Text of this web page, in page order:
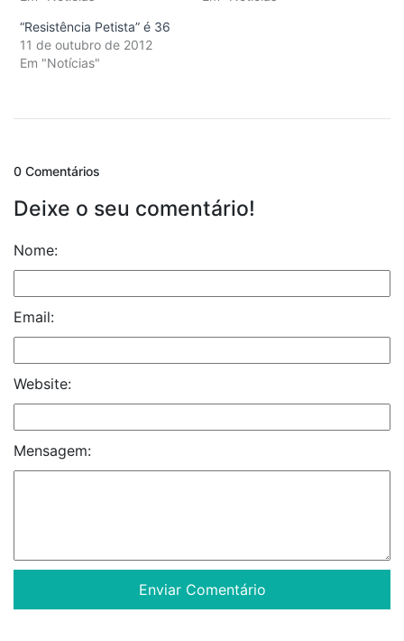
“Resistência Petista” é 36
11 de outubro de 2012
Em "Notícias"
0 Comentários
Deixe o seu comentário!
Nome:
Email:
Website:
Mensagem: